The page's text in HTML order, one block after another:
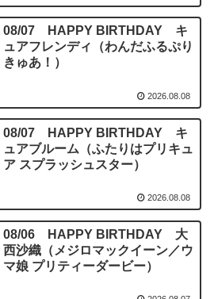
08/07 HAPPY BIRTHDAY キ
ュアフレンディ（わんだふるぷり
きゅあ！）
2026.08.08
08/07 HAPPY BIRTHDAY キ
ュアブルーム（ふたりはプリキュ
ア スプラッシュスター）
2026.08.08
08/06 HAPPY BIRTHDAY 大
西沙織（メジロマックイーン／ウ
マ娘 プリティーダービー）